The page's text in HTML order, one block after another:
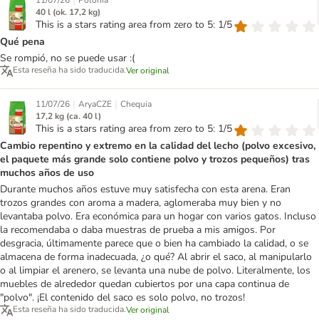
40 l (ok. 17,2 kg)
This is a stars rating area from zero to 5: 1/5
Qué pena
Se rompió, no se puede usar :(
Esta reseña ha sido traducida.Ver original
11/07/26 | AryaCZE | Chequia
17,2 kg (ca. 40 l)
This is a stars rating area from zero to 5: 1/5
Cambio repentino y extremo en la calidad del lecho (polvo excesivo,
el paquete más grande solo contiene polvo y trozos pequeños) tras
muchos años de uso
Durante muchos años estuve muy satisfecha con esta arena. Eran
trozos grandes con aroma a madera, aglomeraba muy bien y no
levantaba polvo. Era económica para un hogar con varios gatos. Incluso
la recomendaba o daba muestras de prueba a mis amigos. Por
desgracia, últimamente parece que o bien ha cambiado la calidad, o se
almacena de forma inadecuada, ¿o qué? Al abrir el saco, al manipularlo
o al limpiar el arenero, se levanta una nube de polvo. Literalmente, los
muebles de alrededor quedan cubiertos por una capa continua de
"polvo". ¡El contenido del saco es solo polvo, no trozos!
Esta reseña ha sido traducida.Ver original